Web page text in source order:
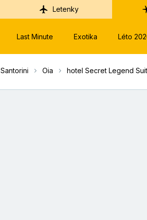
Letenky
Last Minute Exotika Léto
Santorini Oia hotel Secret Legend